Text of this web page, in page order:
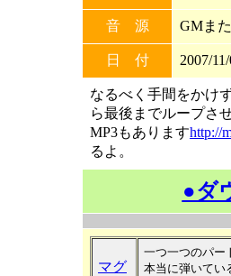
音 源 GMま
日 付 2007/
なるべく手間をかけ
ら最後までループさ
MP3もありますhttp://
るよ。
●ダ
マグ
一つ一つのパー
本当に弾いてい